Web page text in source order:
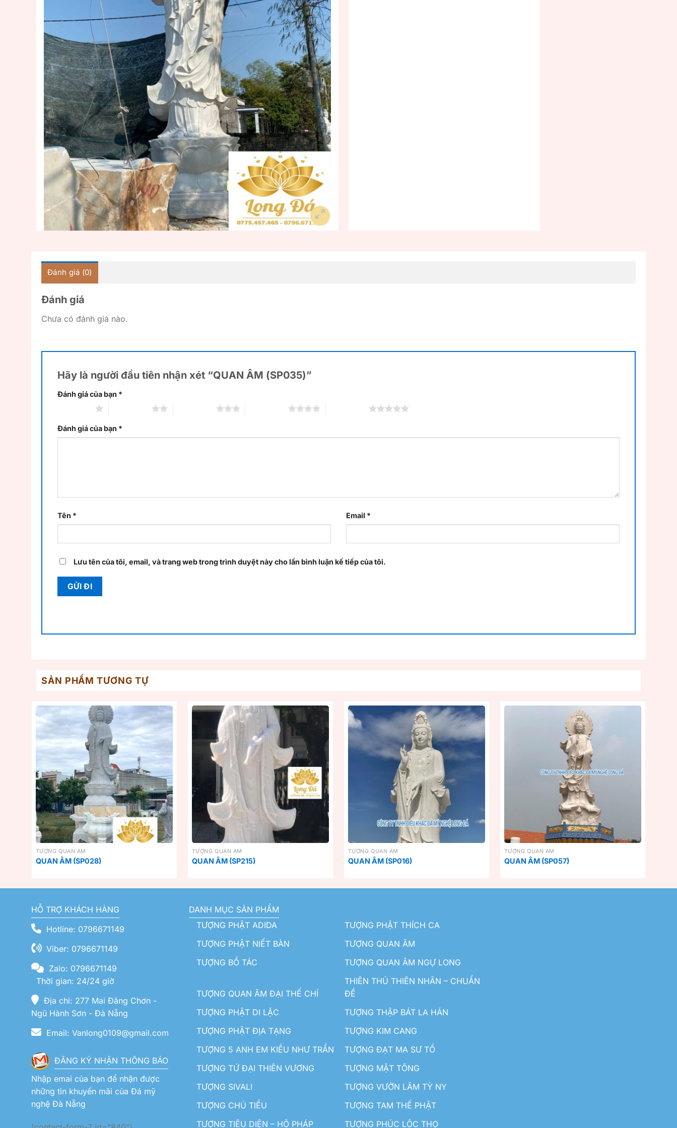
Đánh giá (0)
Đánh giá
Chưa có đánh giá nào.
Hãy là người đầu tiên nhận xét “QUAN ÂM (SP035)”
Đánh giá của bạn *
Đánh giá của bạn *
Tên * Email *
Lưu tên của tôi, email, và trang web trong trình duyệt này cho lần bình luận kế tiếp của tôi.
SẢN PHẨM TƯƠNG TỰ
TƯỢNG QUAN ÂM
QUAN ÂM (SP028)
TƯỢNG QUAN ÂM
QUAN ÂM (SP215)
TƯỢNG QUAN ÂM
QUAN ÂM (SP016)
TƯỢNG QUAN ÂM
QUAN ÂM (SP057)
HỖ TRỢ KHÁCH HÀNG
Hotline: 0796671149
Viber: 0796671149
Zalo: 0796671149
Thời gian: 24/24 giờ
Địa chỉ: 277 Mai Đăng Chơn -
Ngũ Hành Sơn - Đà Nẵng
Email: Vanlong0109@gmail.com
ĐĂNG KÝ NHẬN THÔNG BÁO
Nhập emai của bạn để nhận được
những tin khuyến mãi của Đá mỹ
nghệ Đà Nẵng
DANH MỤC SẢN PHẨM
TƯỢNG PHẬT ADIDA
TƯỢNG PHẬT THÍCH CA
TƯỢNG PHẬT NIẾT BÀN
TƯỢNG QUAN ÂM
TƯỢNG BỒ TÁC
TƯỢNG QUAN ÂM NGỰ LONG
TƯỢNG QUAN ÂM ĐẠI THẾ CHÍ
THIÊN THỦ THIÊN NHÃN – CHUẨN
ĐỀ
TƯỢNG PHẬT DI LẶC
TƯỢNG THẬP BÁT LA HÁN
TƯỢNG PHẬT ĐỊA TẠNG
TƯỢNG KIM CANG
TƯỢNG 5 ANH EM KIỀU NHƯ TRẦN
TƯỢNG ĐẠT MA SƯ TỔ
TƯỢNG TỨ ĐẠI THIÊN VƯƠNG
TƯỢNG MẬT TÔNG
TƯỢNG SIVALI
TƯỢNG VƯỜN LÂM TỲ NY
TƯỢNG CHÚ TIỂU
TƯỢNG TAM THẾ PHẬT
TƯỢNG TIÊU DIỆN – HỘ PHÁP
TƯỢNG PHÚC LỘC THỌ